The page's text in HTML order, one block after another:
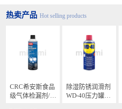
热卖产品 Hot selling products
CRC希安斯食品
级气体检漏剂/管
除湿防锈润滑剂
WD-40压力罐型